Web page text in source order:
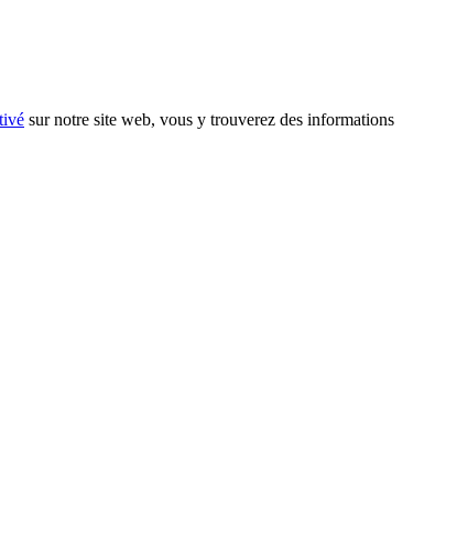
sur notre site web, vous y trouverez des informations